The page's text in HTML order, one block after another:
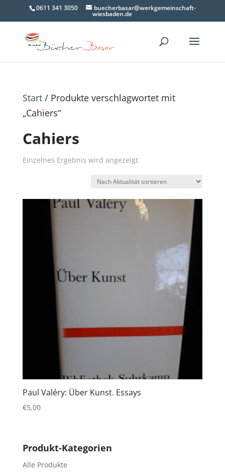
0611 341 3050 buecherbasar@werkgemeinschaft-
wiesbaden.de
Start/ Produkte verschlagwortet mit
„Cahiers“
Cahiers
Einzelnes Ergebnis wird angezeigt
Paul Valéry: Über Kunst. Essays
€5,00
Produkt-Kategorien
Alle Produkte